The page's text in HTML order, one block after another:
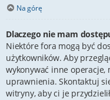
Na górę
Dlaczego nie mam
Niektóre fora mogą być
użytkowników. Aby
wykonywać inne
uprawnienia. Skontaktuj
witryny, aby ci je